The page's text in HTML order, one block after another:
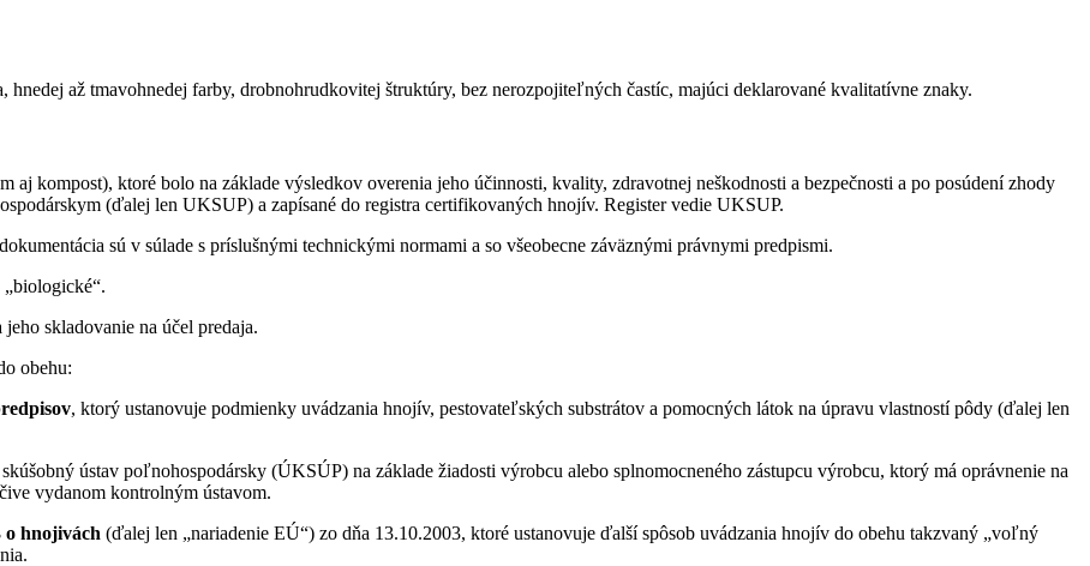
až tmavohnedej farby, drobnohrudkovitej štruktúry, bez nerozpojiteľných častíc, majúci deklarované kvalitatívne znaky.
aj kompost), ktoré bolo na základe výsledkov overenia jeho účinnosti, kvality, zdravotnej neškodnosti a bezpečnosti a po posúdení zhody
(ďalej len UKSUP) a zapísané do registra certifikovaných hnojív. Register vedie UKSUP.
sú v súlade s príslušnými technickými normami a so všeobecne záväznými právnymi predpismi.
skladovanie na účel predaja.
obehu:
, ktorý ustanovuje podmienky uvádzania hnojív, pestovateľských substrátov a pomocných látok na úpravu vlastností pôdy (ďalej len
ústav poľnohospodársky (ÚKSÚP) na základe žiadosti výrobcu alebo splnomocneného zástupcu výrobcu, ktorý má oprávnenie na
vydanom kontrolným ústavom.
o hnojivách (ďalej len „nariadenie EÚ“) zo dňa 13.10.2003, ktoré ustanovuje ďalší spôsob uvádzania hnojív do obehu takzvaný „voľný